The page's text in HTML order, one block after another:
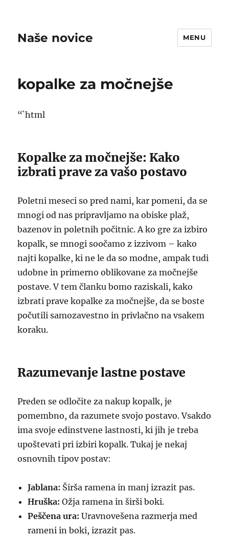
Naše novice MENU
kopalke za močnejše
“`html
Kopalke za močnejše: Kako
izbrati prave za vašo postavo
Poletni meseci so pred nami, kar pomeni, da se
mnogi od nas pripravljamo na obiske plaž,
bazenov in poletnih počitnic. A ko gre za izbiro
kopalk, se mnogi soočamo z izzivom – kako
najti kopalke, ki ne le da so modne, ampak tudi
udobne in primerno oblikovane za močnejše
postave. V tem članku bomo raziskali, kako
izbrati prave kopalke za močnejše, da se boste
počutili samozavestno in privlačno na vsakem
koraku.
Razumevanje lastne postave
Preden se odločite za nakup kopalk, je
pomembno, da razumete svojo postavo. Vsakdo
ima svoje edinstvene lastnosti, ki jih je treba
upoštevati pri izbiri kopalk. Tukaj je nekaj
osnovnih tipov postav:
Jablana: Širša ramena in manj izrazit pas.
Hruška: Ožja ramena in širši boki.
Peščena ura: Uravnovešena razmerja med
rameni in boki, izrazit pas.